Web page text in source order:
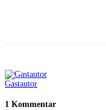
Gastautor
1 Kommentar